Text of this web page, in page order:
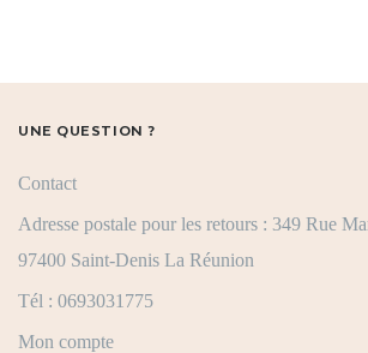
UNE QUESTION ?
Contact
Adresse postale pour les retours : 349 Rue
97400 Saint-Denis La Réunion
Tél : 0693031775
Mon compte